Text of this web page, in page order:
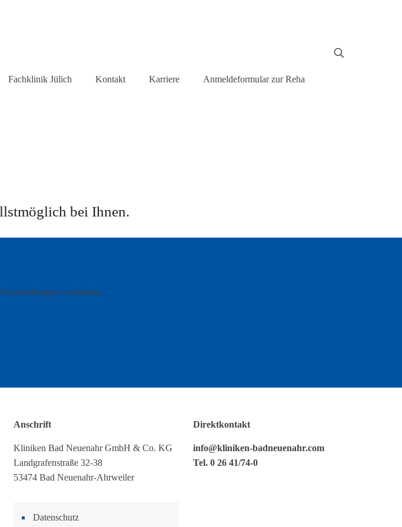
Fachklinik Jülich Kontakt Karriere Anmeldeformular zur Reha
bei Ihnen.
vorhanden.
Anschrift
Kliniken Bad Neuenahr GmbH & Co. KG
Landgrafenstraße 32-38
53474 Bad Neuenahr-Ahrweiler
Datenschutz
Direktkontakt
info@kliniken-badneuenahr.com
Tel. 0 26 41/74-0